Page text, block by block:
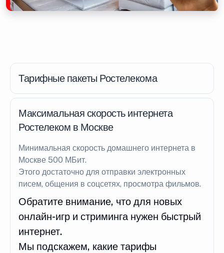
Тарифные пакеты Ростелекома
Максимальная скорость интернета
Ростелеком в Москве
Минимальная скорость домашнего интернета в
Москве 500 МБит.
Этого достаточно для отправки электронных
писем, общения в соцсетях, просмотра фильмов.
Обратите внимание, что для новых
онлайн-игр и стриминга нужен быстрый
интернет.
Мы подскажем, какие тарифы